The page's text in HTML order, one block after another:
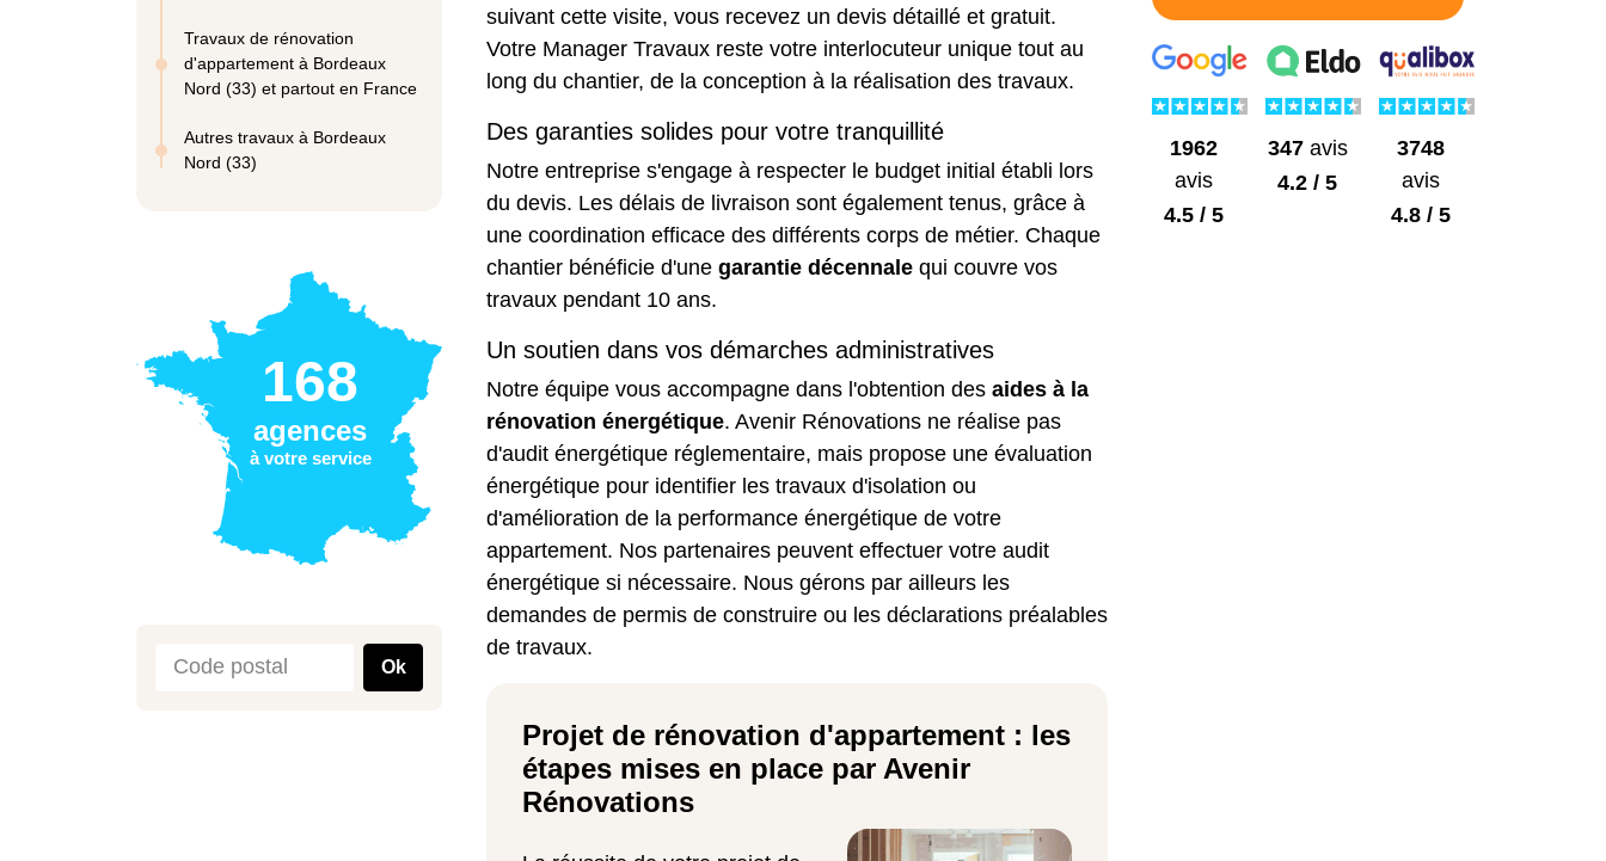
Travaux de rénovation
d'appartement à Bordeaux
Nord (33) et partout en France
Autres travaux à Bordeaux
Nord (33)
168
agences
à votre service
Ok
suivant cette visite, vous recevez un devis détaillé et gratuit.
Votre Manager Travaux reste votre interlocuteur unique tout au
long du chantier, de la conception à la réalisation des travaux.
Des garanties solides pour votre tranquillité
Notre entreprise s'engage à respecter le budget initial établi lors
du devis. Les délais de livraison sont également tenus, grâce à
une coordination efficace des différents corps de métier. Chaque
chantier bénéficie d'une garantie décennale qui couvre vos
travaux pendant 10 ans.
Un soutien dans vos démarches administratives
Notre équipe vous accompagne dans l'obtention des aides à la
rénovation énergétique. Avenir Rénovations ne réalise pas
d'audit énergétique réglementaire, mais propose une évaluation
énergétique pour identifier les travaux d'isolation ou
d'amélioration de la performance énergétique de votre
appartement. Nos partenaires peuvent effectuer votre audit
énergétique si nécessaire. Nous gérons par ailleurs les
demandes de permis de construire ou les déclarations préalables
de travaux.
Projet de rénovation d'appartement : les
étapes mises en place par Avenir
Rénovations
1962
avis
4.5 / 5
347avis
4.2 / 5
3748
avis
4.8 / 5